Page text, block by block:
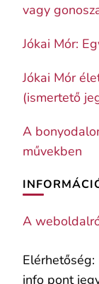
vagy
Jókai Mór:
Jókai Mór
(ismertető
A
művekben
A
Elérhetőség:
info pont